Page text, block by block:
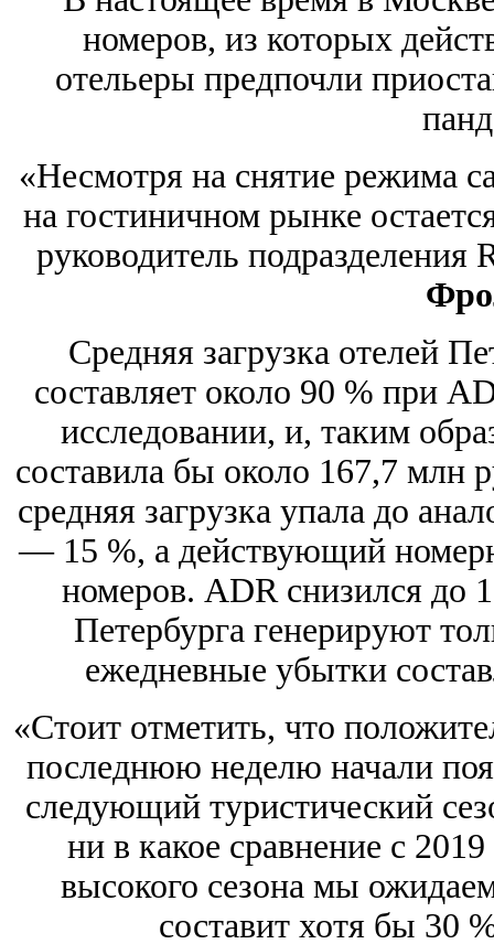
номеров, из которых
отельеры предпочли
«Несмотря на снятие режима
на гостиничном рынке
руководитель
Средняя загрузка отелей
составляет около 90 % при
исследовании, и, таким
составила бы около 167,7 млн
средняя загрузка упала до
— 15 %, а действующий
номеров. ADR снизился до
Петербурга генерируют
ежедневные убытки
«Стоит отметить, что
последнюю неделю начали
следующий туристический
ни в какое сравнение с
высокого сезона мы
составит хотя бы 30